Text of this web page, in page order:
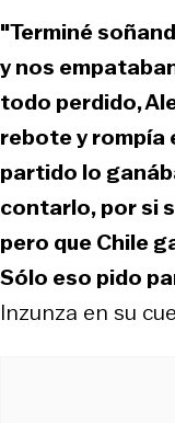
"Terminé
y nos
todo perdido,
rebote y rompía
partido lo
contarlo, por si
pero que Chile
Sólo eso pido
Inzunza en su